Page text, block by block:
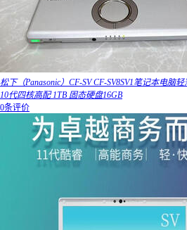
松下（Panasonic）CF-SV CF-SV8SV1笔记本电脑
10代四核高配 1TB 固态硬盘16GB
0条评价